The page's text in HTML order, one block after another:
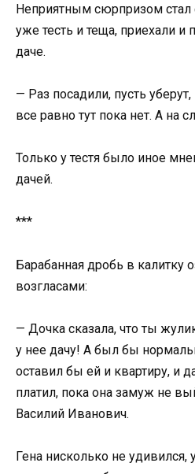
Неприятным сюрпризом стал
уже тесть и теща, приехали и
даче.
— Раз посадили, пусть
все равно тут пока нет. А на
Только у тестя было иное
дачей.
***
Барабанная дробь в калитку
возгласами:
— Дочка сказала, что ты
у нее дачу! А был бы
оставил бы ей и квартиру, и
платил, пока она замуж не
Василий Иванович.
Гена нисколько не